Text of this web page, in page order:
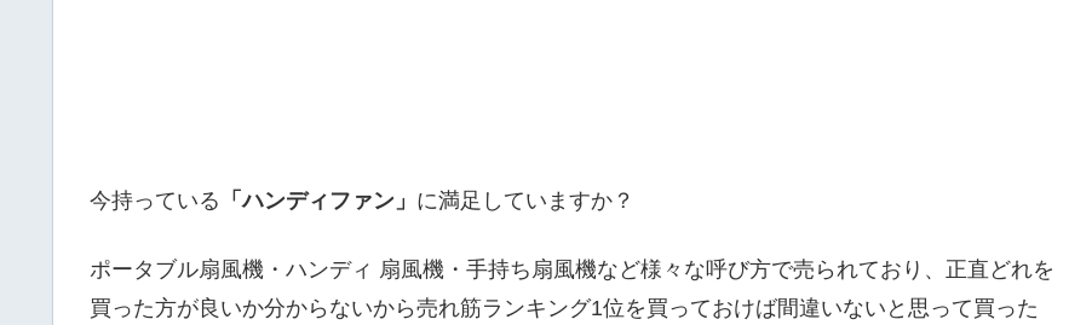
今持っている 「ハンディファン」 に満足していますか？
ポータブル扇風機・ハンディ 扇風機・手持ち扇風機など様々な呼び方で売られており、正直どれを
買った方が良いか分からないから売れ筋ランキング1位を買っておけば間違いないと思って買った